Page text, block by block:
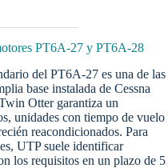
PT6A-27 y PT6A-28
del PT6A-27 es una de las
base instalada de Cessna
Otter garantiza un
unidades con tiempo de vuelo
reacondicionados. Para
UTP suele identificar
los requisitos en un plazo de 5